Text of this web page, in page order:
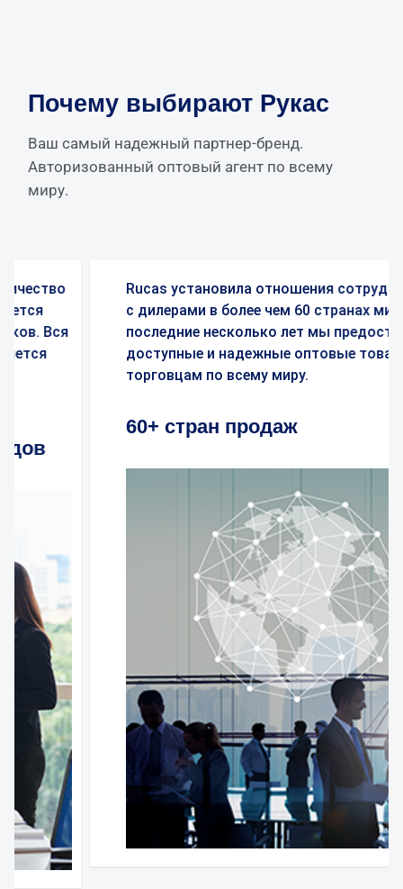
Почему выбирают Рукас
Ваш самый надежный партнер-бренд.
Авторизованный оптовый агент по всему
миру.
Rucas установила отношения сотрудничества
с дилерами в более чем 60 странах мира. За
последние несколько лет мы предоставили
доступные и надежные оптовые товары всем
торговцам по всему миру.
60+ стран продаж